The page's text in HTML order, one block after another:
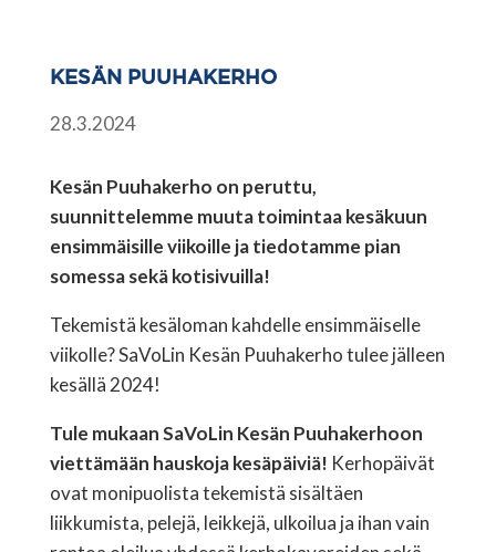
KESÄN PUUHAKERHO
28.3.2024
Kesän Puuhakerho on peruttu,
suunnittelemme muuta toimintaa kesäkuun
ensimmäisille viikoille ja tiedotamme pian
somessa sekä kotisivuilla!
Tekemistä kesäloman kahdelle ensimmäiselle
viikolle? SaVoLin Kesän Puuhakerho tulee jälleen
kesällä 2024!
Tule mukaan SaVoLin Kesän Puuhakerhoon
viettämään hauskoja kesäpäiviä! Kerhopäivät
ovat monipuolista tekemistä sisältäen
liikkumista, pelejä, leikkejä, ulkoilua ja ihan vain